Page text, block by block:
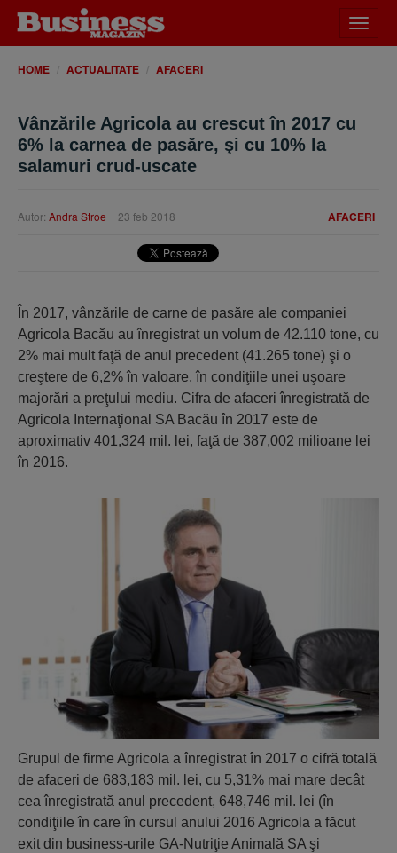
meniu
HOME ACTUALITATE AFACERI
Vânzările Agricola au crescut în 2017 cu
6% la carnea de pasăre, şi cu 10% la
salamuri crud-uscate
AFACERI
Autor: Andra Stroe 23 feb 2018
În 2017, vânzările de carne de pasăre ale companiei
Agricola Bacău au înregistrat un volum de 42.110 tone, cu
2% mai mult faţă de anul precedent (41.265 tone) şi o
creştere de 6,2% în valoare, în condiţiile unei uşoare
majorări a preţului mediu. Cifra de afaceri înregistrată de
Agricola Internaţional SA Bacău în 2017 este de
aproximativ 401,324 mil. lei, faţă de 387,002 milioane lei
în 2016.
Grupul de firme Agricola a înregistrat în 2017 o cifră totală
de afaceri de 683,183 mil. lei, cu 5,31% mai mare decât
cea înregistrată anul precedent, 648,746 mil. lei (în
condiţiile în care în cursul anului 2016 Agricola a făcut
exit din business-urile GA-Nutriţie Animală SA şi